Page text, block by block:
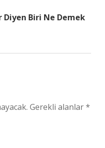
Diyen Biri Ne Demek
Gerekli alanlar*